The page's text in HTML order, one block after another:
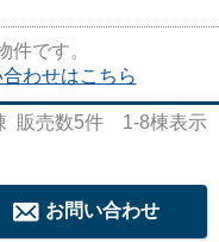
件です。
わせはこちら
販売数5件 1-8棟表示
お問い合わせ